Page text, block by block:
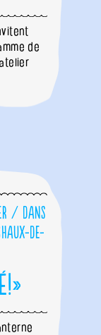
de
/ dans
de-